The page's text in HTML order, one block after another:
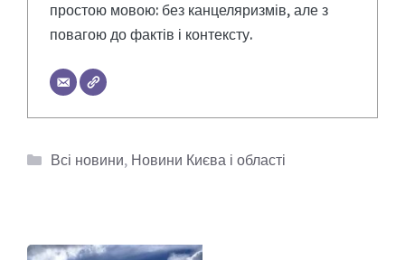
простою мовою: без канцеляризмів, але з
повагою до фактів і контексту.
Категорії
Всі новини, Новини Києва і області